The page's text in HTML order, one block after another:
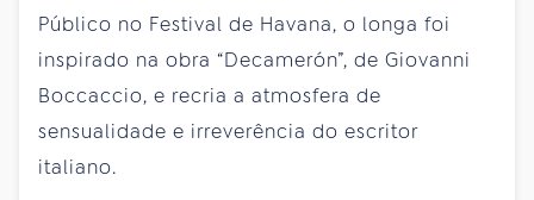
Público no Festival de Havana, o longa foi
inspirado na obra “Decamerón”, de Giovanni
Boccaccio, e recria a atmosfera de
sensualidade e irreverência do escritor
italiano.